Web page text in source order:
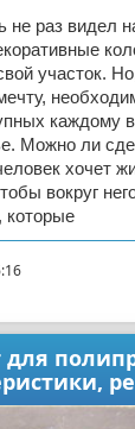
раз видел
участок.
каждому
Можно ли
хочет
вокруг
которые
для